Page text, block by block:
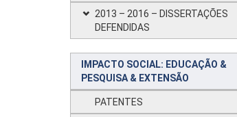
2013 – 2016 – DISSERTAÇÕES
DEFENDIDAS
IMPACTO SOCIAL: EDUCAÇÃO &
PESQUISA & EXTENSÃO
PATENTES